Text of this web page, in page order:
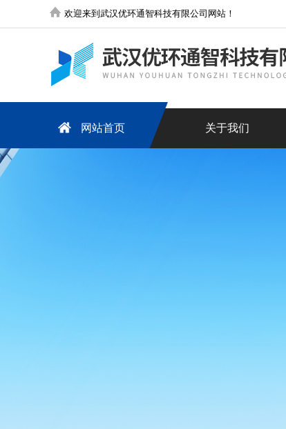
欢迎来到武汉优环通智科技有限公司网站！
网站首页 关于我们